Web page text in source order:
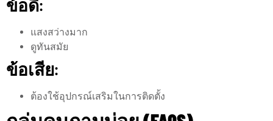
ข้อดี:
แสงสว่างมาก
ดูทันสมัย
ข้อเสีย:
ต้องใช้อุปกรณ์เสริมในการติดตั้ง